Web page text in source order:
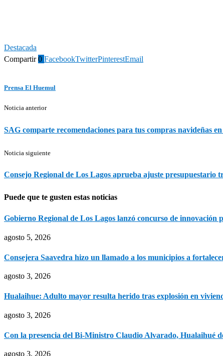
Destacada
Compartir 0 FacebookTwitterPinterestEmail
Prensa El Huemul
Noticia anterior
SAG comparte recomendaciones para tus compras navideñas
Noticia siguiente
Consejo Regional de Los Lagos aprueba ajuste presupuestario
Puede que te gusten estas noticias
Gobierno Regional de Los Lagos lanzó concurso de innovación
agosto 5, 2026
Consejera Saavedra hizo un llamado a los municipios a
agosto 3, 2026
Hualaihue: Adulto mayor resulta herido tras explosión en
agosto 3, 2026
Con la presencia del Bi-Ministro Claudio Alvarado, Hualaihué
agosto 3, 2026